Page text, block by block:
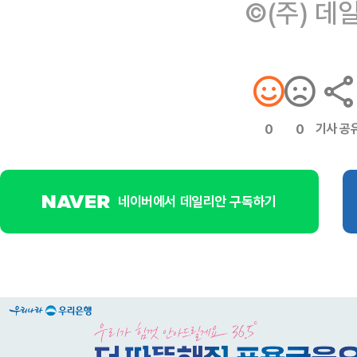
©(주) 데
0 0 기사 공
네이버에서 데일리안 구독하기